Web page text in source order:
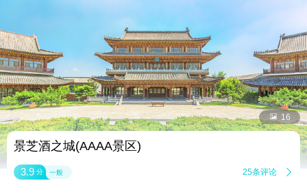
 16
景芝酒之城(AAAA景区)
3.9 分 一般 25条评论 